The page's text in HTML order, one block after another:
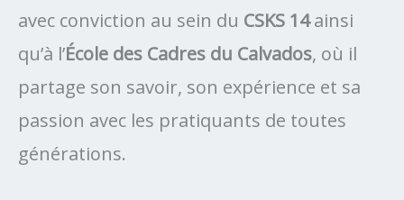
avec conviction au sein du CSKS 14ainsi
qu’à l’École des Cadres du Calvados, où il
partage son savoir, son expérience et sa
passion avec les pratiquants de toutes
générations.